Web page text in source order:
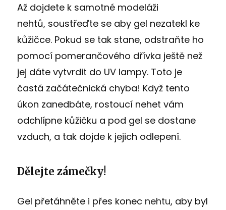
Až dojdete k samotné modeláži
nehtů, soustřeďte se aby gel nezatekl ke
kůžičce. Pokud se tak stane, odstraňte ho
pomocí pomerančového dřívka ještě než
jej dáte vytvrdit do UV lampy. Toto je
častá začátečnická chyba! Když tento
úkon zanedbáte, rostoucí nehet vám
odchlípne kůžičku a pod gel se dostane
vzduch, a tak dojde k jejich odlepení.
Dělejte zámečky!
Gel přetáhněte i přes konec nehtu, aby byl